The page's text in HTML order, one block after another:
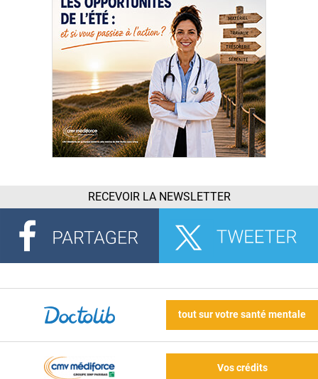
RECEVOIR LA NEWSLETTER
tout sur votre santé mentale
Vos crédits